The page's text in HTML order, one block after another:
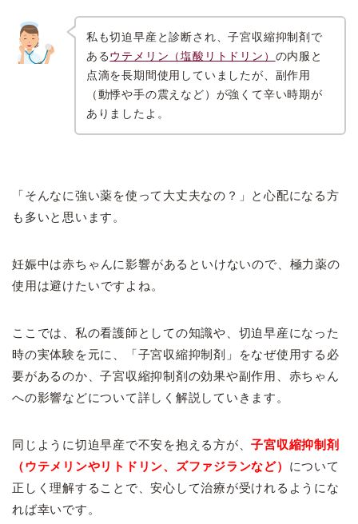
私も切迫早産と診断され、子宮収縮抑制剤で
あるウテメリン（塩酸リトドリン） の内服と
点滴を長期間使用していましたが、副作用
（動悸や手の震えなど）が強くて辛い時期が
ありましたよ。
「そんなに強い薬を使って大丈夫なの？」と心配になる方
も多いと思います。
妊娠中は赤ちゃんに影響があるといけないので、極力薬の
使用は避けたいですよね。
ここでは、私の看護師としての知識や、切迫早産になった
時の実体験を元に、「子宮収縮抑制剤」をなぜ使用する必
要があるのか、子宮収縮抑制剤の効果や副作用、赤ちゃん
への影響などについて詳しく解説していきます。
同じように切迫早産で不安を抱える方が、子宮収縮抑制剤
（ウテメリンやリトドリン、ズファジランなど） について
正しく理解することで、安心して治療が受けれるようにな
れば幸いです。